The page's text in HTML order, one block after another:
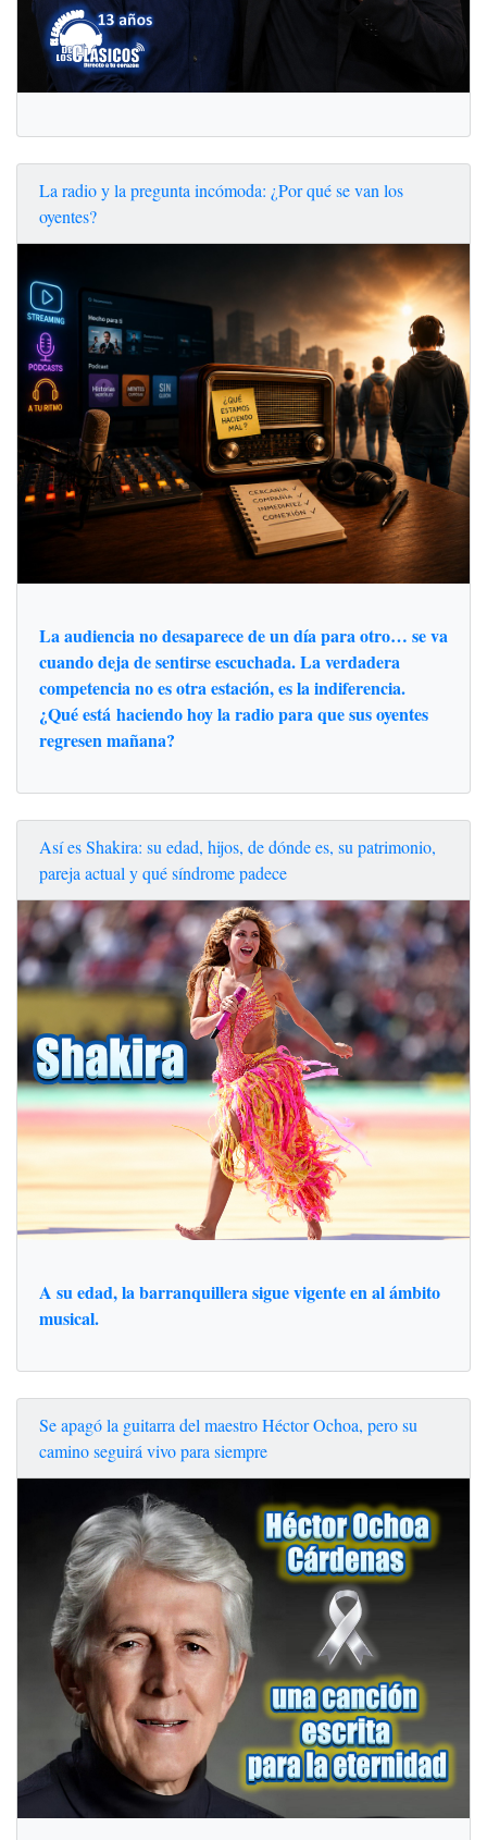
La radio y la pregunta incómoda: ¿Por qué se van los
oyentes?
La audiencia no desaparece de un día para otro… se va
cuando deja de sentirse escuchada. La verdadera
competencia no es otra estación, es la indiferencia.
¿Qué está haciendo hoy la radio para que sus oyentes
regresen mañana?
Así es Shakira: su edad, hijos, de dónde es, su patrimonio,
pareja actual y qué síndrome padece
A su edad, la barranquillera sigue vigente en al ámbito
musical.
Se apagó la guitarra del maestro Héctor Ochoa, pero su
camino seguirá vivo para siempre